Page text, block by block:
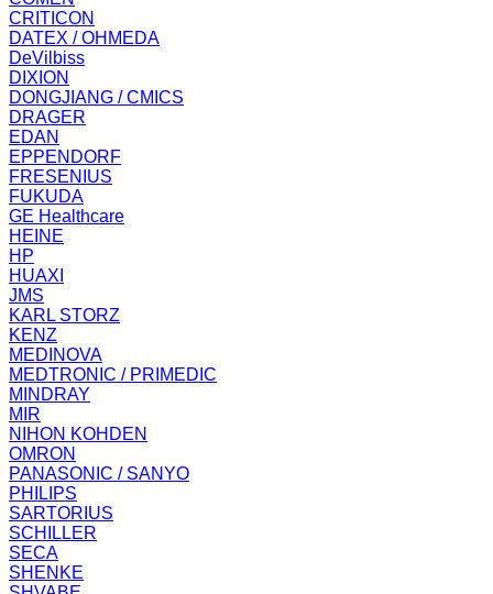
CRITICON
DATEX / OHMEDA
DeVilbiss
DIXION
DONGJIANG / CMICS
DRAGER
EDAN
EPPENDORF
FRESENIUS
FUKUDA
GE Healthcare
HEINE
HP
HUAXI
JMS
KARL STORZ
KENZ
MEDINOVA
MEDTRONIC / PRIMEDIC
MINDRAY
MIR
NIHON KOHDEN
OMRON
PANASONIC / SANYO
PHILIPS
SARTORIUS
SCHILLER
SECA
SHENKE